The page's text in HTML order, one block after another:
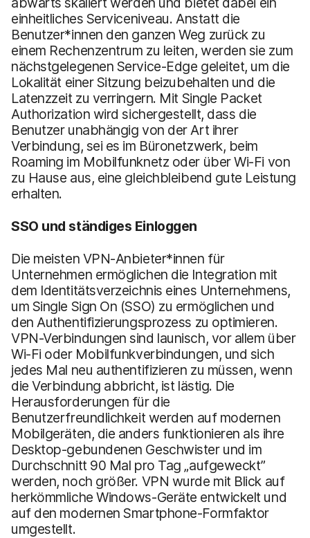
einheitliches Serviceniveau. Anstatt die
Benutzer*innen den ganzen Weg zurück zu
einem Rechenzentrum zu leiten, werden sie zum
nächstgelegenen Service-Edge geleitet, um die
Lokalität einer Sitzung beizubehalten und die
Latenzzeit zu verringern. Mit Single Packet
Authorization wird sichergestellt, dass die
Benutzer unabhängig von der Art ihrer
Verbindung, sei es im Büronetzwerk, beim
Roaming im Mobilfunknetz oder über Wi-Fi von
zu Hause aus, eine gleichbleibend gute Leistung
erhalten.
SSO und ständiges Einloggen
Die meisten VPN-Anbieter*innen für
Unternehmen ermöglichen die Integration mit
dem Identitätsverzeichnis eines Unternehmens,
um Single Sign On (SSO) zu ermöglichen und
den Authentifizierungsprozess zu optimieren.
VPN-Verbindungen sind launisch, vor allem über
Wi-Fi oder Mobilfunkverbindungen, und sich
jedes Mal neu authentifizieren zu müssen, wenn
die Verbindung abbricht, ist lästig. Die
Herausforderungen für die
Benutzerfreundlichkeit werden auf modernen
Mobilgeräten, die anders funktionieren als ihre
Desktop-gebundenen Geschwister und im
Durchschnitt 90 Mal pro Tag „aufgeweckt”
werden, noch größer. VPN wurde mit Blick auf
herkömmliche Windows-Geräte entwickelt und
auf den modernen Smartphone-Formfaktor
umgestellt.